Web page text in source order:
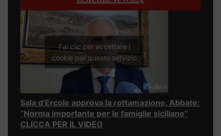
Fai clic per accettare i
cookie per questo servizio
Sala d’Ercole approva la rottamazione, Abbate:
“Norma importante per le famiglie siciliane”
CLICCA PER IL VIDEO